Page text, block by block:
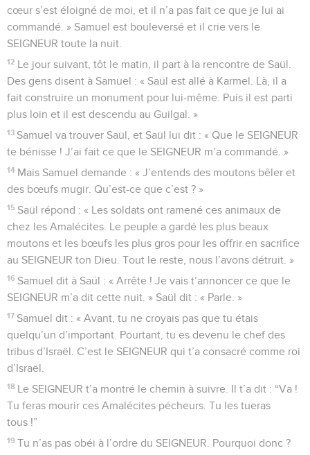
cœur s’est éloigné de moi, et il n’a pas fait ce que je lui ai
commandé. » Samuel est bouleversé et il crie vers le
SEIGNEUR toute la nuit.
12 Le jour suivant, tôt le matin, il part à la rencontre de Saül.
Des gens disent à Samuel : « Saül est allé à Karmel. Là, il a
fait construire un monument pour lui-même. Puis il est parti
plus loin et il est descendu au Guilgal. »
13 Samuel va trouver Saül, et Saül lui dit : « Que le SEIGNEUR
te bénisse ! J’ai fait ce que le SEIGNEUR m’a commandé. »
14 Mais Samuel demande : « J’entends des moutons bêler et
des bœufs mugir. Qu’est-ce que c’est ? »
15 Saül répond : « Les soldats ont ramené ces animaux de
chez les Amalécites. Le peuple a gardé les plus beaux
moutons et les bœufs les plus gros pour les offrir en sacrifice
au SEIGNEUR ton Dieu. Tout le reste, nous l’avons détruit. »
16 Samuel dit à Saül : « Arrête ! Je vais t’annoncer ce que le
SEIGNEUR m’a dit cette nuit. » Saül dit : « Parle. »
17 Samuel dit : « Avant, tu ne croyais pas que tu étais
quelqu’un d’important. Pourtant, tu es devenu le chef des
tribus d’Israël. C’est le SEIGNEUR qui t’a consacré comme roi
d’Israël.
18 Le SEIGNEUR t’a montré le chemin à suivre. Il t’a dit : “Va !
Tu feras mourir ces Amalécites pécheurs. Tu les tueras
tous !”
19 Tu n’as pas obéi à l’ordre du SEIGNEUR. Pourquoi donc ?